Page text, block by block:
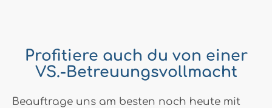
Profitiere auch du von einer
VS.-Betreuungsvollmacht
Beauftrage uns am besten noch heute mit